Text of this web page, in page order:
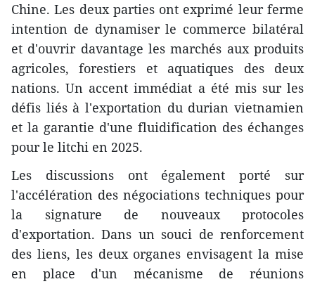
Chine. Les deux parties ont exprimé leur ferme
intention de dynamiser le commerce bilatéral
et d'ouvrir davantage les marchés aux produits
agricoles, forestiers et aquatiques des deux
nations. Un accent immédiat a été mis sur les
défis liés à l'exportation du durian vietnamien
et la garantie d'une fluidification des échanges
pour le litchi en 2025.
Les discussions ont également porté sur
l'accélération des négociations techniques pour
la signature de nouveaux protocoles
d'exportation. Dans un souci de renforcement
des liens, les deux organes envisagent la mise
en place d'un mécanisme de réunions